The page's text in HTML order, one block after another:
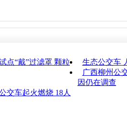
点“戴”过滤罩 颗粒
生态公交车
广西柳州公
因仍在调查
交车起火燃烧 18人